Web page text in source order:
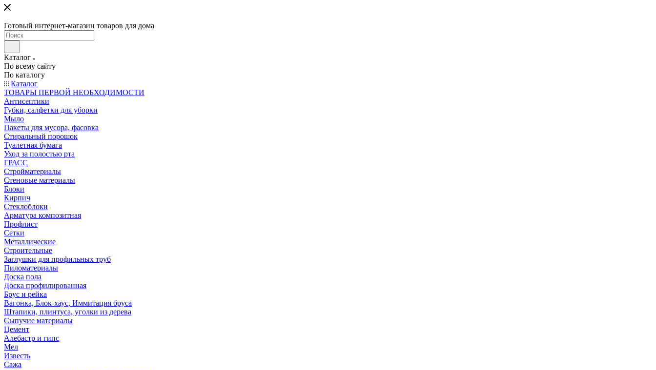
Готовый интернет-магазин товаров для дома
Каталог
По всему сайту
По каталогу
Каталог
ТОВАРЫ ПЕРВОЙ НЕОБХОДИМОСТИ
Антисептики
Губки, салфетки для уборки
Мыло
Пакеты для мусора, фасовка
Стиральный порошок
Туалетная бумага
Уход за полостью рта
ГРАСС
Стройматериалы
Стеновые материалы
Блоки
Кирпич
Стеклоблоки
Арматура композитная
Профлист
Сетки
Металлические
Строительные
Заглушки для профильных труб
Пиломатериалы
Доска пола
Доска профилированная
Брус и рейка
Вагонка, Блок-хаус, Иммитация бруса
Штапики, плинтуса, уголки из дерева
Сыпучие материалы
Цемент
Алебастр и гипс
Мел
Известь
Сажа